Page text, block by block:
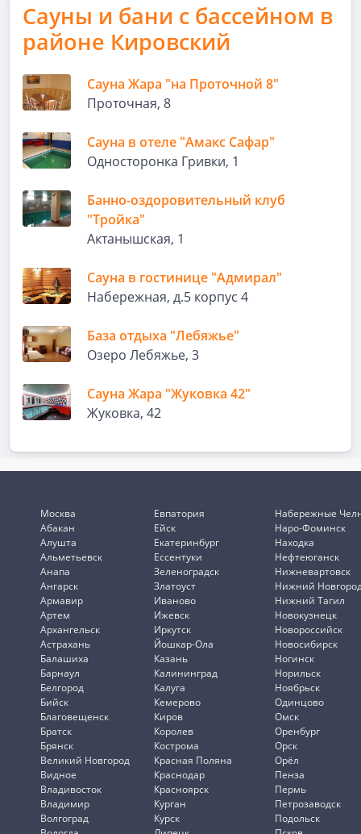
Сауны и бани с бассейном в
районе Кировский
Сауна Жара "на Проточной 8"
Проточная, 8
Сауна в отеле "Амакс Сафар"
Односторонка Гривки, 1
Банно-оздоровительный клуб
"Тройка"
Актанышская, 1
Сауна в гостинице "Адмирал"
Набережная, д.5 корпус 4
База отдыха "Лебяжье"
Озеро Лебяжье, 3
Сауна Жара "Жуковка 42"
Жуковка, 42
Москва
Абакан
Алушта
Альметьевск
Анапа
Ангарск
Армавир
Артем
Архангельск
Астрахань
Балашиха
Барнаул
Белгород
Бийск
Благовещенск
Братск
Брянск
Великий Новгород
Видное
Владивосток
Владимир
Волгоград
Евпатория
Ейск
Екатеринбург
Ессентуки
Зеленоградск
Златоуст
Иваново
Ижевск
Иркутск
Йошкар-Ола
Казань
Калининград
Калуга
Кемерово
Киров
Королев
Кострома
Красная Поляна
Краснодар
Красноярск
Курган
Курск
Набережные
Наро-Фоминск
Находка
Нефтеюганск
Нижневартовск
Нижний
Нижний Тагил
Новокузнецк
Новороссийск
Новосибирск
Ногинск
Норильск
Ноябрьск
Одинцово
Омск
Оренбург
Орск
Орёл
Пенза
Пермь
Петрозаводск
Подольск